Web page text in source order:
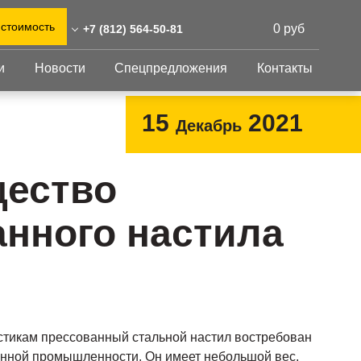
+7 (812) 564-50-81
564-50-81
улица, 37
склад: Калужская
район Боровский,
парк "Ворсино",
0 руб
Изделия из
перфорированных
листов
Крепеж
настил
Металлоконструкция
Новости Спецпредложения Контакты
15 Декабрь 2021
настила
прессованный стальной настил востребован
промышленности. Он имеет небольшой вес,